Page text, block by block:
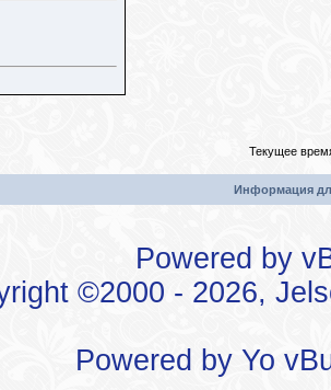
Текущее
Информация
Powered by
©2000 - 2026,
Powered by Yo